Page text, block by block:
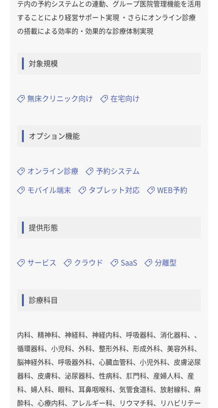
テ内の予約システムとの連動、グループ医院管理機能を活用
することにより経営サポート実現 ・さらにオンライン診療
の搭載による効率的・効果的な診療体制実現
対象規模
無床クリニック向け 在宅向け
オプション機能
オンライン診療 予約システム
モバイル端末 タブレット対応 WEB予約
提供形態
サービス クラウド SaaS 分離型
診療科目
内科、精神科、神経科、神経内科、呼吸器科、消化器科、、
循環器科、小児科、外科、整形外科、形成外科、美容外科、
脳神経外科、呼吸器外科、心臓血管科、小児外科、皮膚泌尿
器科、皮膚科、泌尿器科、性病科、肛門科、産婦人科、産
科、婦人科、眼科、耳鼻咽喉科、気管食道科、放射線科、麻
酔科、心療内科、アレルギー科、リウマチ科、リハビリテー